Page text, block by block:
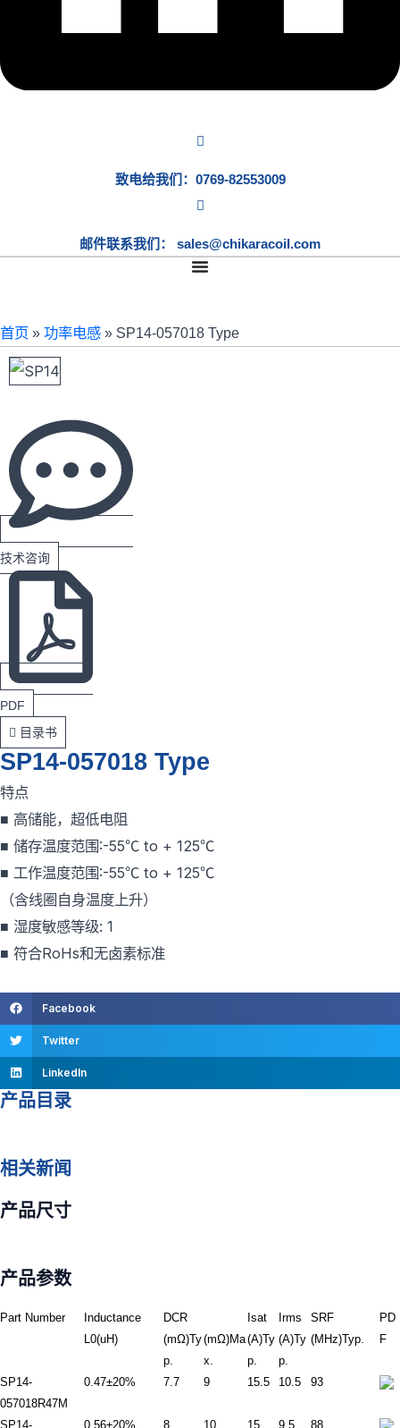
致电给我们：0769-82553009
邮件联系我们： sales@chikaracoil.com
首页 » 功率电感 » SP14-057018 Type
技术咨询
PDF
目录书
SP14-057018 Type
特点
■ 高储能，超低电阻
■ 储存温度范围:-55℃ to + 125℃
■ 工作温度范围:-55℃ to + 125℃
（含线圈自身温度上升）
■ 湿度敏感等级: 1
■ 符合RoHs和无卤素标准
Facebook
Twitter
LinkedIn
产品目录
相关新闻
产品尺寸
产品参数
Part Number
Inductance
L0(uH)
DCR Isat Irms
SRF
(MHz)Typ.
PD
F
(mΩ)Ty
p.
(mΩ)Ma
x.
(A)Ty
p.
(A)Ty
p.
SP14-
057018R47M
0.47±20% 7.7 9 15.5 10.5 93
SP14- 0.56±20% 8 10 15 9.5 88